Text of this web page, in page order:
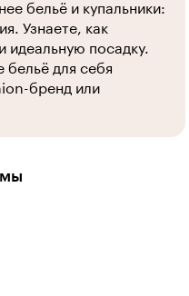
бельё и купальники:
Узнаете, как
идеальную посадку.
для себя
бренд или